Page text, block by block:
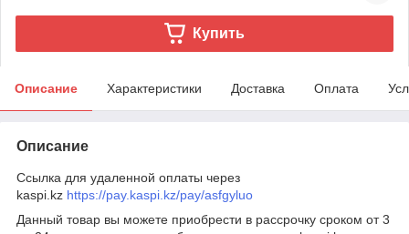
Купить
Описание Характеристики Доставка Оплата
Описание
Ссылка для удаленной оплаты через
kaspi.kz https://pay.kaspi.kz/pay/asfgyluo
Данный товар вы можете приобрести в рассрочку сроком от 3